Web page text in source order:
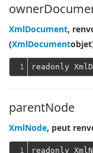
XmlDocument,
(XmlDocument
1
parentNode
XmlNode, peut
1